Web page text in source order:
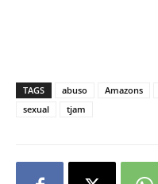
TAGS abuso Amazons
sexual
tjam